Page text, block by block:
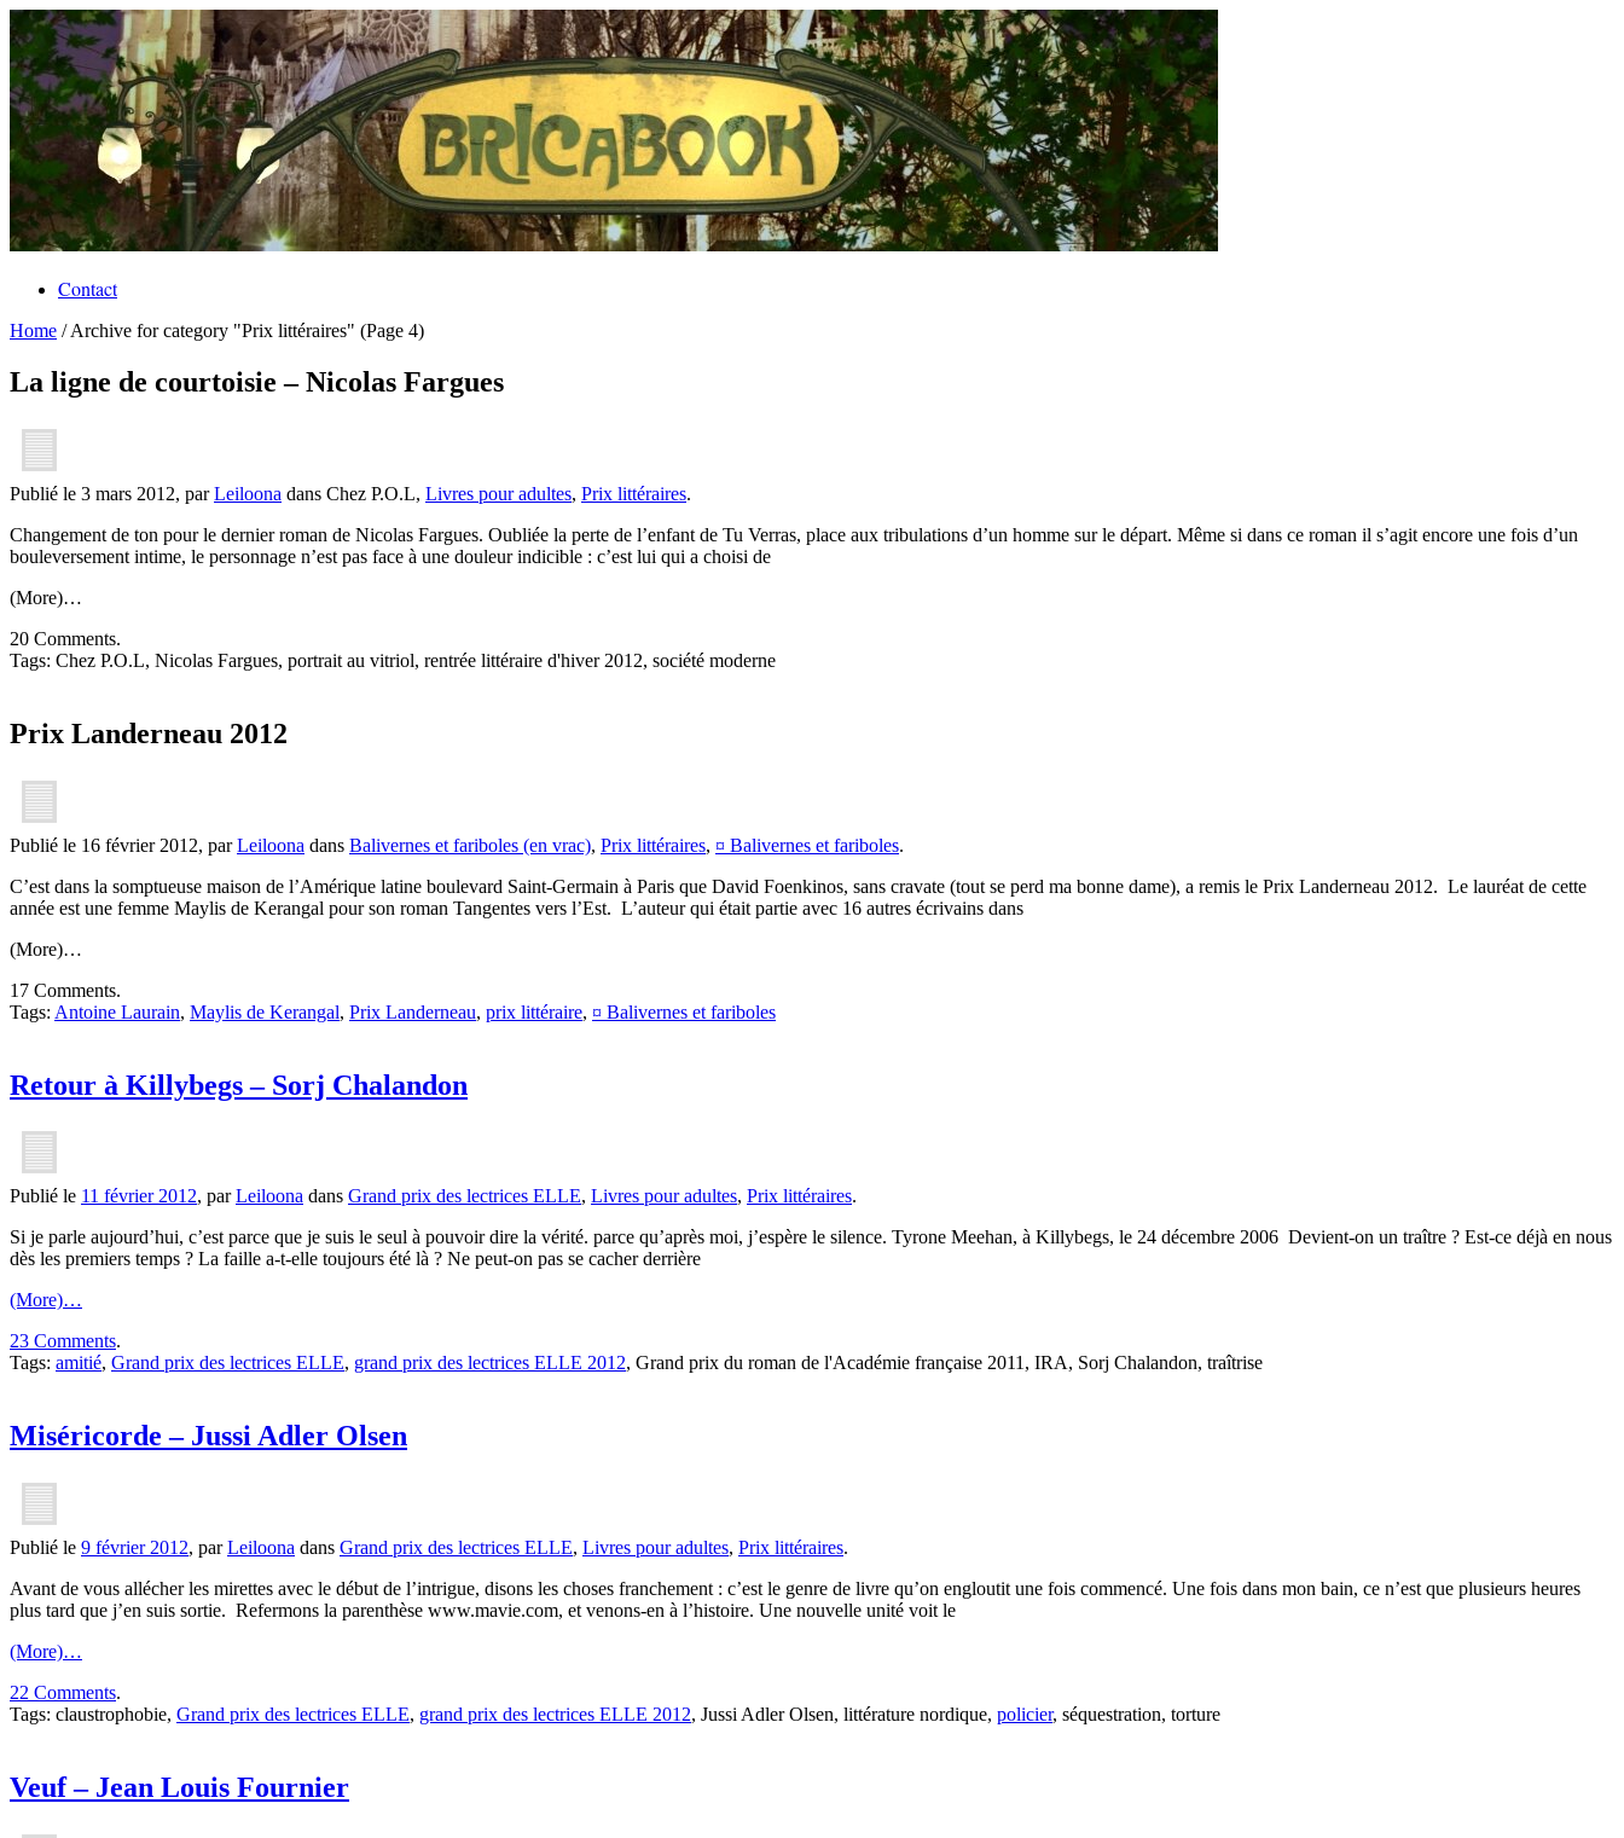
Contact
Home /Archive for category "Prix littéraires" (Page 4)
La ligne de courtoisie – Nicolas Fargues
Publié le 3 mars 2012, parLeiloona dans Chez P.O.L, Livres pour adultes, Prix littéraires.
Changement de ton pour le dernier roman de Nicolas Fargues. Oubliée la perte de l’enfant de Tu Verras, place aux tribulations d’un homme sur le départ. Même si dans ce roman il s’agit encore une fois d’un
bouleversement intime, le personnage n’est pas face à une douleur indicible : c’est lui qui a choisi de
(More)…
20 Comments.
Tags: Chez P.O.L, Nicolas Fargues, portrait au vitriol, rentrée littéraire d'hiver 2012, société moderne
Prix Landerneau 2012
Publié le 16 février 2012, parLeiloona dans Balivernes et fariboles (en vrac), Prix littéraires, ¤ Balivernes et fariboles.
C’est dans la somptueuse maison de l’Amérique latine boulevard Saint-Germain à Paris que David Foenkinos, sans cravate (tout se perd ma bonne dame), a remis le Prix Landerneau 2012. Le lauréat de cette
année est une femme Maylis de Kerangal pour son roman Tangentes vers l’Est. L’auteur qui était partie avec 16 autres écrivains dans
(More)…
17 Comments.
Tags: Antoine Laurain, Maylis de Kerangal, Prix Landerneau, prix littéraire, ¤ Balivernes et fariboles
Retour à Killybegs – Sorj Chalandon
Publié le 11 février 2012, parLeiloona dans Grand prix des lectrices ELLE, Livres pour adultes, Prix littéraires.
Si je parle aujourd’hui, c’est parce que je suis le seul à pouvoir dire la vérité. parce qu’après moi, j’espère le silence. Tyrone Meehan, à Killybegs, le 24 décembre 2006 Devient-on un traître ? Est-ce déjà en nous
dès les premiers temps ? La faille a-t-elle toujours été là ? Ne peut-on pas se cacher derrière
(More)…
23 Comments.
Tags: amitié, Grand prix des lectrices ELLE, grand prix des lectrices ELLE 2012, Grand prix du roman de l'Académie française 2011, IRA, Sorj Chalandon, traîtrise
Miséricorde – Jussi Adler Olsen
Publié le 9 février 2012, parLeiloona dans Grand prix des lectrices ELLE, Livres pour adultes, Prix littéraires.
Avant de vous allécher les mirettes avec le début de l’intrigue, disons les choses franchement : c’est le genre de livre qu’on engloutit une fois commencé. Une fois dans mon bain, ce n’est que plusieurs heures
plus tard que j’en suis sortie. Refermons la parenthèse www.mavie.com, et venons-en à l’histoire. Une nouvelle unité voit le
(More)…
22 Comments.
Tags: claustrophobie, Grand prix des lectrices ELLE, grand prix des lectrices ELLE 2012, Jussi Adler Olsen, littérature nordique, policier, séquestration, torture
Veuf – Jean Louis Fournier